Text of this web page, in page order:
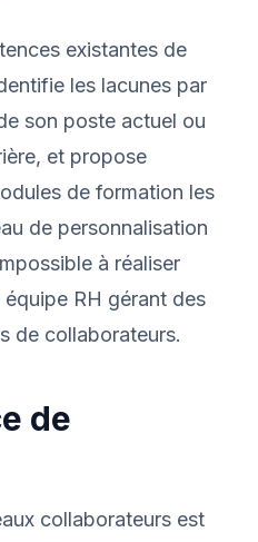
existantes de
les lacunes par
son poste actuel ou
et propose
de formation les
de personnalisation
à réaliser
RH gérant des
de collaborateurs.
de
collaborateurs est